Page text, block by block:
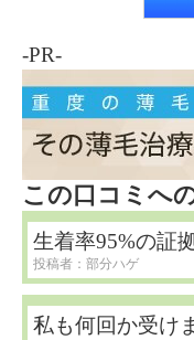
-PR-
この口コミへ
生着率95%の証
投稿者：部分ハゲ
私も何回か受け